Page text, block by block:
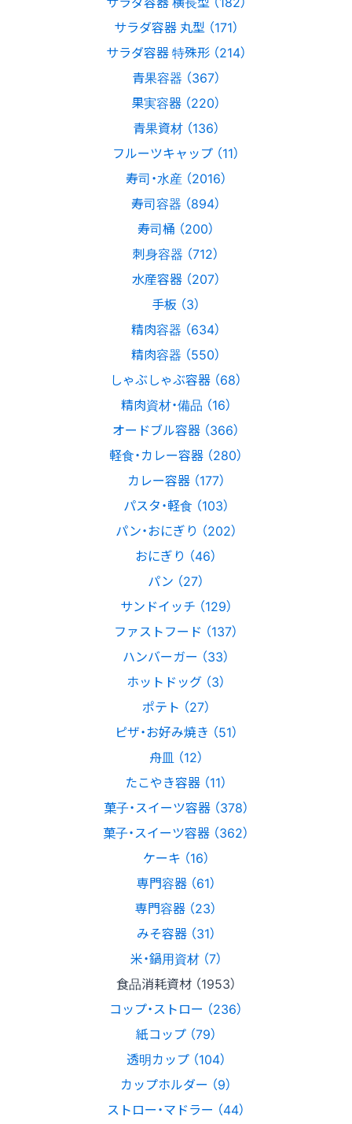
サラダ容器 丸型 （171）
サラダ容器 特殊形 （214）
青果容器 （367）
果実容器 （220）
青果資材 （136）
フルーツキャップ （11）
寿司・水産 （2016）
寿司容器 （894）
寿司桶 （200）
刺身容器 （712）
水産容器 （207）
手板 （3）
精肉容器 （634）
精肉容器 （550）
しゃぶしゃぶ容器 （68）
精肉資材・備品 （16）
オードブル容器 （366）
軽食・カレー容器 （280）
カレー容器 （177）
パスタ・軽食 （103）
パン・おにぎり （202）
おにぎり （46）
パン （27）
サンドイッチ （129）
ファストフード （137）
ハンバーガー （33）
ホットドッグ （3）
ポテト （27）
ピザ・お好み焼き （51）
舟皿 （12）
たこやき容器 （11）
菓子・スイーツ容器 （378）
菓子・スイーツ容器 （362）
ケーキ （16）
専門容器 （61）
専門容器 （23）
みそ容器 （31）
米・鍋用資材 （7）
食品消耗資材 （1953）
コップ・ストロー （236）
紙コップ （79）
透明カップ （104）
カップホルダー （9）
ストロー・マドラー （44）